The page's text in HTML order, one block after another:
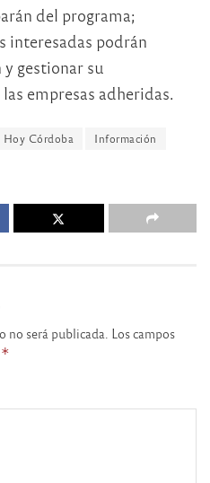
del programa;
interesadas podrán
gestionar su
empresas adheridas.
Hoy Córdoba Información
no será publicada. Los campos
*